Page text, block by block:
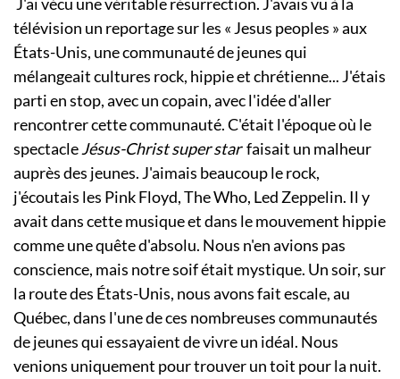
télévision un reportage sur les « Jesus peoples » aux
États-Unis, une communauté de jeunes qui
mélangeait cultures rock, hippie et chrétienne... J'étais
parti en stop, avec un copain, avec l'idée d'aller
rencontrer cette communauté. C'était l'époque où le
spectacleJésus-Christ super starfaisait un malheur
auprès des jeunes. J'aimais beaucoup le rock,
j'écoutais les Pink Floyd, The Who, Led Zeppelin. Il y
avait dans cette musique et dans le mouvement hippie
comme une quête d'absolu. Nous n'en avions pas
conscience, mais notre soif était mystique. Un soir, sur
la route des États-Unis, nous avons fait escale, au
Québec, dans l'une de ces nombreuses communautés
de jeunes qui essayaient de vivre un idéal. Nous
venions uniquement pour trouver un toit pour la nuit.